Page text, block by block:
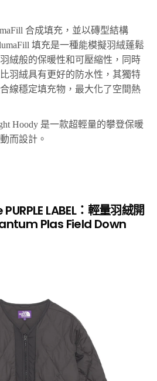
合成填充，並以磚型結構
填充是一種能模擬羽絨蓬鬆
絨般的保暖性和可壓縮性，同時
羽絨具有更好的防水性，其獨特
線穩定填充物，最大化了空間熱
Hoody 是一款超輕量的攀登保暖
而設計。
LABEL：輕量羽絨開
Plas Field Down